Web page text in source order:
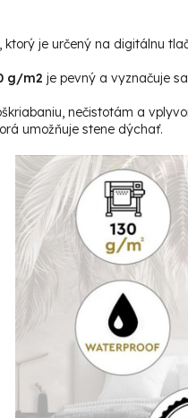
, ktorý je určený na digitálnu
g/m2 je pevný a vyznačuje
nečistotám a
umožňuje stene dýchať.